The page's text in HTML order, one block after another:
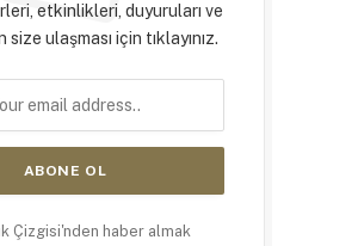
etkinlikleri, duyuruları ve
ulaşması için tıklayınız.
Çizgisi'nden haber almak